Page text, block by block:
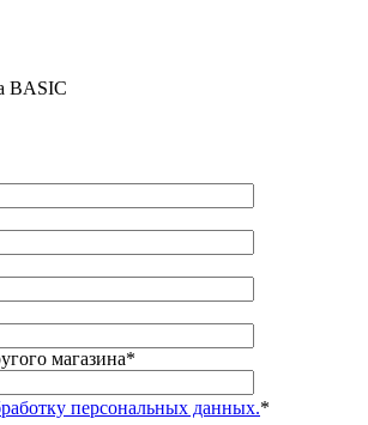
BASIC
магазина*
персональных данных.*